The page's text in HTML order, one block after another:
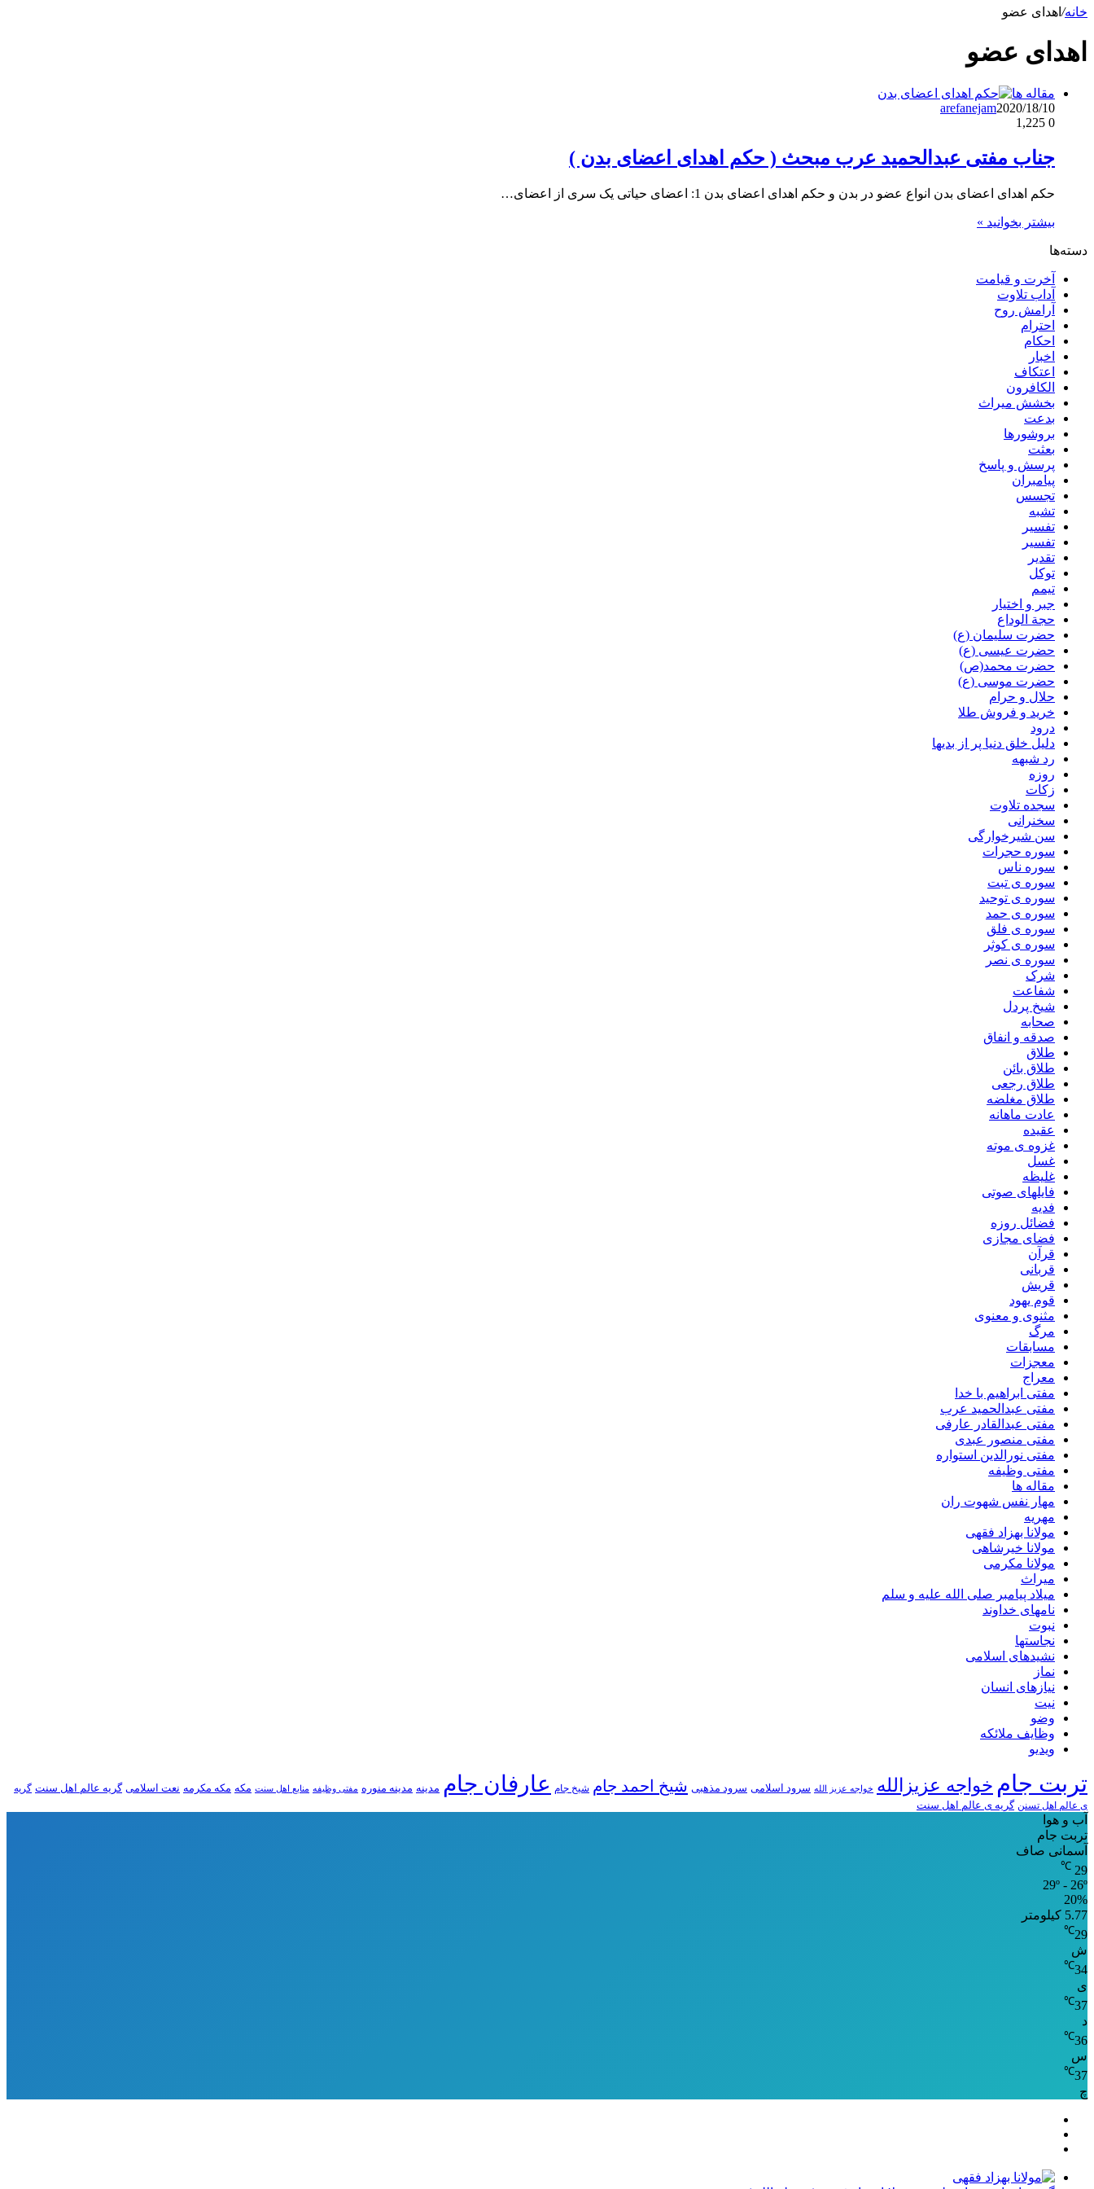
خانه/ اهدای عضو
اهدای عضو
مقاله ها
arefanejam2020/18/10
0
جناب مفتی عبدالحمید عرب مبحث ( حکم اهدای اعضای بدن )
حکم اهدای اعضای بدن انواع عضو در بدن و حکم اهدای اعضای بدن 1: اعضای حیاتی یک سری از اعضای…
بیشتر بخوانید »
دسته‌ها
آخرت و قیامت
آداب تلاوت
آرامش روح
احترام
احکام
اخبار
اعتکاف
الکافرون
بخشش میراث
بدعت
بروشورها
بعثت
پرسش و پاسخ
پیامبران
تجسس
تشبه
تفسیر
تفسیر
تقدیر
توکل
تیمم
جبر و اختیار
حجة الوداع
حضرت سلیمان (ع)
حضرت عیسی (ع)
حضرت محمد(ص)
حضرت موسی (ع)
حلال و حرام
خرید و فروش طلا
درود
دلیل خلق دنیا پر از بدیها
رد شبهه
روزه
زکات
سجده تلاوت
سخنرانی
سن شیرخوارگی
سوره حجرات
سوره ناس
سوره ی تبت
سوره ی توحید
سوره ی حمد
سوره ی فلق
سوره ی کوثر
سوره ی نصر
شرک
شفاعت
شیخ پردل
صحابه
صدقه و انفاق
طلاق
طلاق بائن
طلاق رجعی
طلاق مغلضه
عادت ماهانه
عقیده
غزوه ی موته
غسل
غلیظه
فایلهای صوتی
فدیه
فضائل روزه
فضای مجازی
قرآن
قربانی
قریش
قوم یهود
مثنوی و معنوی
مرگ
مسابقات
معجزات
معراج
مفتی ابراهیم با خدا
مفتی عبدالحمید عرب
مفتی عبدالقادر عارفی
مفتی منصور عبدی
مفتی نورالدین استواره
مفتی وظیفه
مقاله ها
مهار نفس شهوت ران
مهریه
مولانا بهزاد فقهی
مولانا خیرشاهی
مولانا مکرمی
میراث
میلاد پیامبر صلی الله علیه و سلم
نامهای خداوند
نبوت
نجاستها
نشیدهای اسلامی
نماز
نیازهای انسان
نیت
وضو
وظایف ملائکه
ویدیو
تربت جام خواجه عزیزالله خواجه عزیز الله سرود اسلامی سرود مذهبی شیخ احمد جام شیخ جام عارفان جام مدینه مدینه منوره مفتی وظیفه منابع اهل سنت مکه مکه مکرمه نعت اسلامی گریه عالم اهل سنت گریه
ی عالم اهل تسنن گریه ی عالم اهل سنت
آب و هوا
تربت جام
آسمانی صاف
29
℃
29º - 26º
20%
5.77 کیلومتر
29
℃
ش
34
℃
ی
37
℃
د
36
℃
س
37
℃
چ